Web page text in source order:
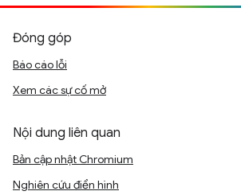
Đóng góp
Báo cáo lỗi
Xem các sự cố mở
Nội dung liên quan
Bản cập nhật Chromium
Nghiên cứu điển hình